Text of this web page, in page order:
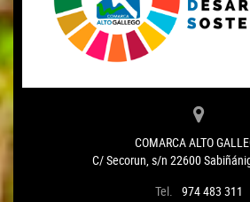
COMARCA ALTO
C/ Secorun, s/n 22600
Tel. 974 483 311